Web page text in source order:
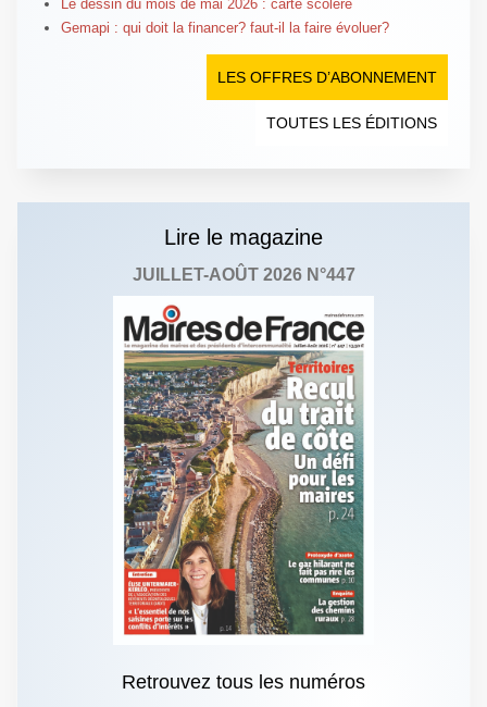
Le dessin du mois de mai 2026 : carte scolère
Gemapi : qui doit la financer? faut-il la faire évoluer?
LES OFFRES D’ABONNEMENT
TOUTES LES ÉDITIONS
Lire le magazine
JUILLET-AOÛT 2026 N°447
Retrouvez tous les numéros